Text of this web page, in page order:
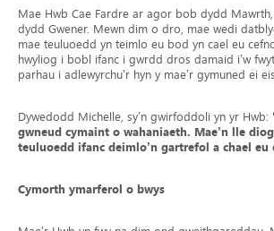
Mae Hwb Cae Fardre ar agor bob dydd
dydd Gwener. Mewn dim o dro, mae wedi
mae teuluoedd yn teimlo eu bod yn cael eu
hwyliog i bobl ifanc i gwrdd dros damaid i’w
parhau i adlewyrchu’r hyn y mae’r gymuned ei
Dywedodd Michelle, sy’n gwirfoddoli yn yr Hwb:
gwneud cymaint o wahaniaeth. Mae’n lle
teuluoedd ifanc deimlo’n gartrefol a chael eu
Cymorth ymarferol o bwys